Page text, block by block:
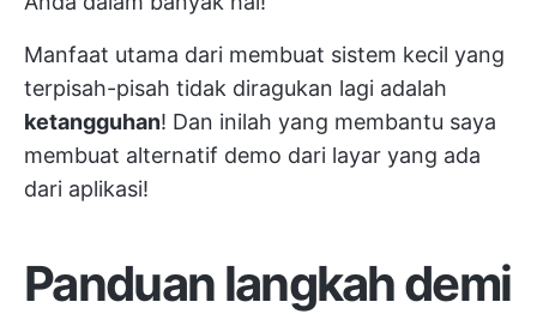
Manfaat utama dari membuat sistem kecil yang
terpisah-pisah tidak diragukan lagi adalah
ketangguhan! Dan inilah yang membantu saya
membuat alternatif demo dari layar yang ada
dari aplikasi!
Panduan langkah demi